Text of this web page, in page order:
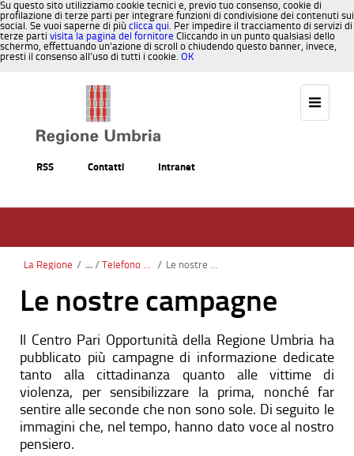
Su questo sito utilizziamo cookie tecnici e, previo tuo consenso, cookie di
profilazione di terze parti per integrare funzioni di condivisione dei contenuti sui
social. Se vuoi saperne di più clicca qui. Per impedire il tracciamento di servizi di
terze parti visita la pagina del fornitore Cliccando in un punto qualsiasi dello
schermo, effettuando un’azione di scroll o chiudendo questo banner, invece,
presti il consenso all’uso di tutti i cookie. OK
RSS Contatti Intranet
La Regione / Telefono Donna / Le nostre campagne
Le nostre campagne
Il Centro Pari Opportunità della Regione Umbria ha
pubblicato più campagne di informazione dedicate
tanto alla cittadinanza quanto alle vittime di
violenza, per sensibilizzare la prima, nonché far
sentire alle seconde che non sono sole. Di seguito le
immagini che, nel tempo, hanno dato voce al nostro
pensiero.